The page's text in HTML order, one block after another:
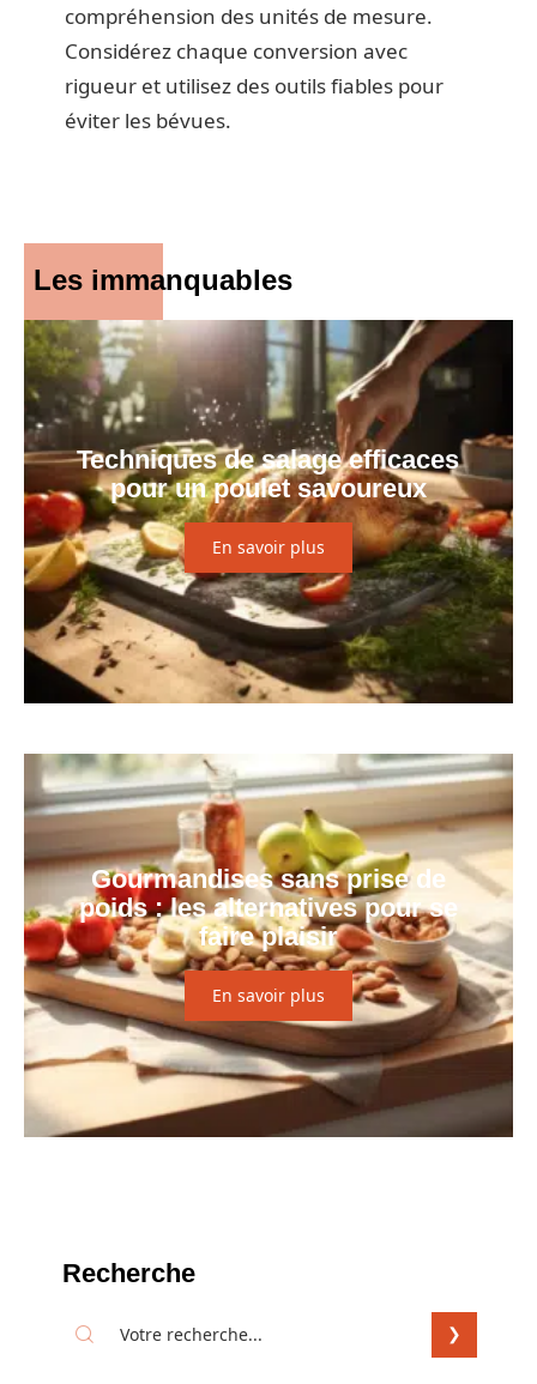
compréhension des unités de mesure.
Considérez chaque conversion avec
rigueur et utilisez des outils fiables pour
éviter les bévues.
Les immanquables
Techniques de salage efficaces
pour un poulet savoureux
En savoir plus
Gourmandises sans prise de
poids : les alternatives pour se
faire plaisir
En savoir plus
Recherche